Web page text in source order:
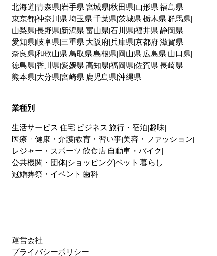
北海道 青森県 岩手県 宮城県 秋田県 山形県 福島県
東京都神奈川県 埼玉県 千葉県 茨城県 栃木県 群馬県
山梨県 長野県 新潟県 富山県 石川県 福井県 静岡県
愛知県 岐阜県 三重県 大阪府兵庫県 京都府滋賀県
奈良県 和歌山県 鳥取県 島根県 岡山県 広島県 山口県
徳島県 香川県 愛媛県 高知県 福岡県 佐賀県 長崎県
熊本県 大分県 宮崎県 鹿児島県 沖縄県
業種別
生活サービス 住宅 ビジネス 旅行・宿泊 趣味
医療・健康・介護教育・習い事 美容・ファッション
レジャー・スポーツ 飲食店 自動車・バイク
公共機関・団体 ショッピングペット 暮らし
冠婚葬祭・イベント 歯科
運営会社
プライバシーポリシー